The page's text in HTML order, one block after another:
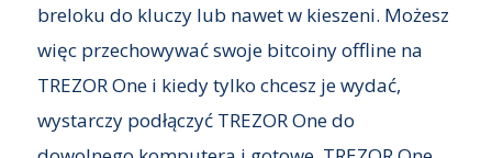
breloku do kluczy lub nawet w kieszeni. Możesz
więc przechowywać swoje bitcoiny offline na
TREZOR One i kiedy tylko chcesz je wydać,
wystarczy podłączyć TREZOR One do